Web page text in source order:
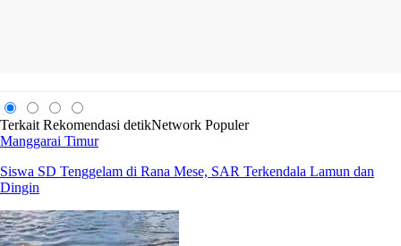
Terkait Rekomendasi detikNetwork Populer
Manggarai Timur
Siswa SD Tenggelam di Rana Mese, SAR Terkendala Lamun dan
Dingin